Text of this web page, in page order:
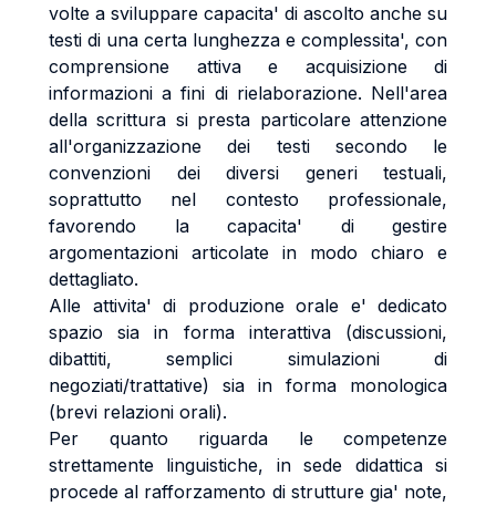
volte a sviluppare capacita' di ascolto anche su
testi di una certa lunghezza e complessita', con
comprensione attiva e acquisizione di
informazioni a fini di rielaborazione. Nell'area
della scrittura si presta particolare attenzione
all'organizzazione dei testi secondo le
convenzioni dei diversi generi testuali,
soprattutto nel contesto professionale,
favorendo la capacita' di gestire
argomentazioni articolate in modo chiaro e
dettagliato.
Alle attivita' di produzione orale e' dedicato
spazio sia in forma interattiva (discussioni,
dibattiti, semplici simulazioni di
negoziati/trattative) sia in forma monologica
(brevi relazioni orali).
Per quanto riguarda le competenze
strettamente linguistiche, in sede didattica si
procede al rafforzamento di strutture gia' note,